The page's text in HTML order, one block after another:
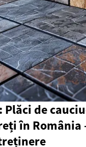
Plăci de
în